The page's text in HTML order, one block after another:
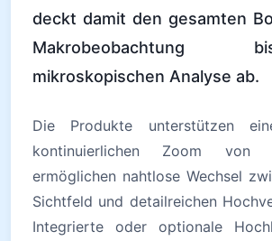
deckt damit den gesamten
mikroskopischen Analyse ab.
Die Produkte unterstützen
kontinuierlichen Zoom von
ermöglichen nahtlose Wechsel
Sichtfeld und detailreichen
Integrierte oder optionale